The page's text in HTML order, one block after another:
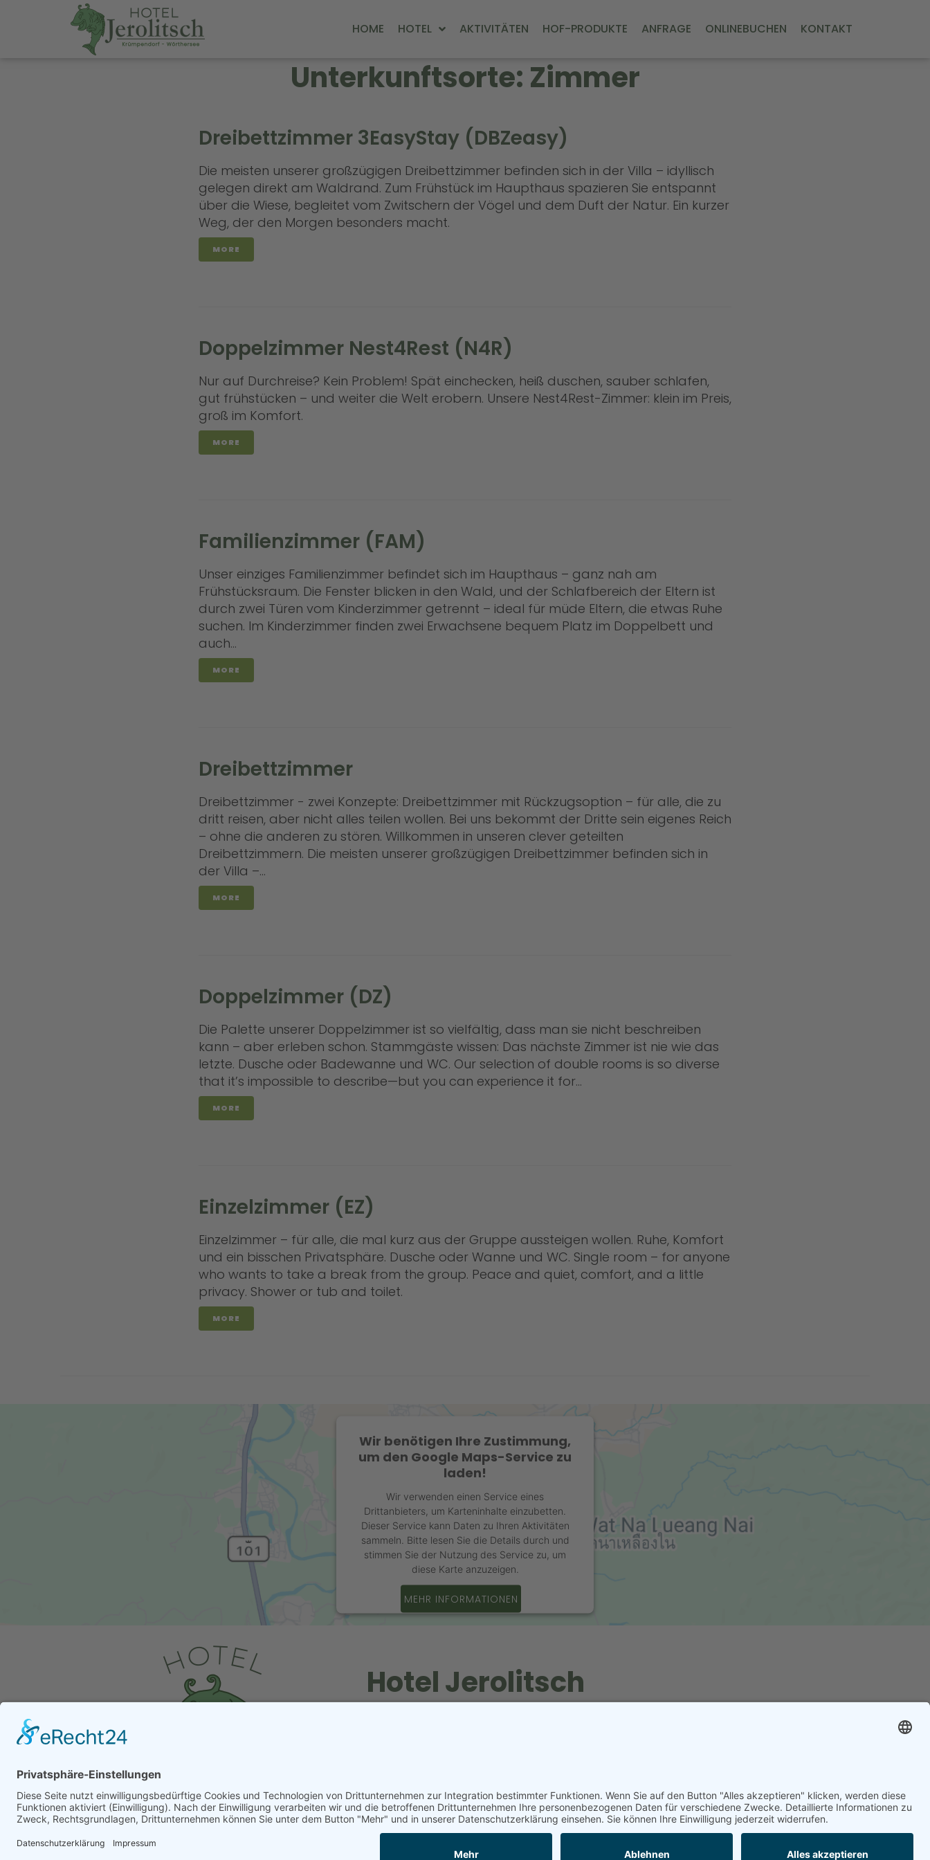
HOME HOTEL AKTIVITÄTEN HOF-PRODUKTE ANFRAGE ONLINEBUCHEN KONTAKT
Unterkunftsorte: Zimmer
Dreibettzimmer 3EasyStay (DBZeasy)
Die meisten unserer großzügigen Dreibettzimmer befinden sich in der Villa – idyllisch
gelegen direkt am Waldrand. Zum Frühstück im Haupthaus spazieren Sie entspannt
über die Wiese, begleitet vom Zwitschern der Vögel und dem Duft der Natur. Ein kurzer
Weg, der den Morgen besonders macht.
MORE
Doppelzimmer Nest4Rest (N4R)
Nur auf Durchreise? Kein Problem! Spät einchecken, heiß duschen, sauber schlafen,
gut frühstücken – und weiter die Welt erobern. Unsere Nest4Rest-Zimmer: klein im Preis,
groß im Komfort.
MORE
Familienzimmer (FAM)
Unser einziges Familienzimmer befindet sich im Haupthaus – ganz nah am
Frühstücksraum. Die Fenster blicken in den Wald, und der Schlafbereich der Eltern ist
durch zwei Türen vom Kinderzimmer getrennt – ideal für müde Eltern, die etwas Ruhe
suchen. Im Kinderzimmer finden zwei Erwachsene bequem Platz im Doppelbett und
auch...
MORE
Dreibettzimmer
Dreibettzimmer - zwei Konzepte: Dreibettzimmer mit Rückzugsoption – für alle, die zu
dritt reisen, aber nicht alles teilen wollen. Bei uns bekommt der Dritte sein eigenes Reich
– ohne die anderen zu stören. Willkommen in unseren clever geteilten
Dreibettzimmern. Die meisten unserer großzügigen Dreibettzimmer befinden sich in
der Villa –...
MORE
Doppelzimmer (DZ)
Die Palette unserer Doppelzimmer ist so vielfältig, dass man sie nicht beschreiben
kann – aber erleben schon. Stammgäste wissen: Das nächste Zimmer ist nie wie das
letzte. Dusche oder Badewanne und WC. Our selection of double rooms is so diverse
that it’s impossible to describe—but you can experience it for...
MORE
Einzelzimmer (EZ)
Einzelzimmer – für alle, die mal kurz aus der Gruppe aussteigen wollen. Ruhe, Komfort
und ein bisschen Privatsphäre. Dusche oder Wanne und WC. Single room – for anyone
who wants to take a break from the group. Peace and quiet, comfort, and a little
privacy. Shower or tub and toilet.
MORE
Wir benötigen Ihre Zustimmung,
um den Google Maps-Service zu
laden!
Wir verwenden einen Service eines
Drittanbieters, um Karteninhalte einzubetten.
Dieser Service kann Daten zu Ihren Aktivitäten
sammeln. Bitte lesen Sie die Details durch und
stimmen Sie der Nutzung des Service zu, um
diese Karte anzuzeigen.
MEHR INFORMATIONEN
Platform&eRecht24
Hotel Jerolitsch
info@jerolitsch.at
Erwachsene* Kinder Kinder Alter
E-Mail* Telefon
Sonderwünsche